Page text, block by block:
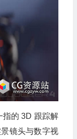
的 3D 跟踪解
镜头与数字视